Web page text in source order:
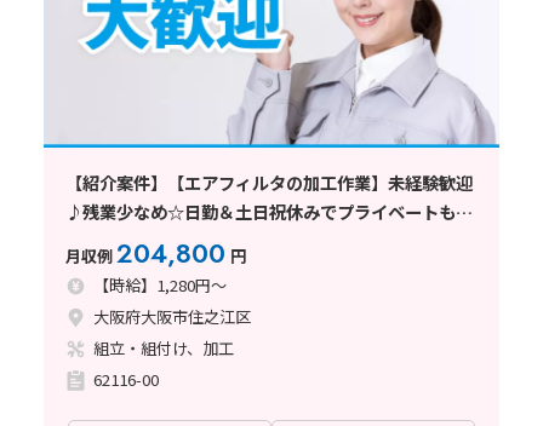
【紹介案件】【エアフィルタの加工作業】未経験歓迎
♪残業少なめ☆日勤＆土日祝休みでプライベートも充
月収例204,800 円
【時給】1,280円～
大阪府大阪市住之江区
組立・組付け、加工
62116-00